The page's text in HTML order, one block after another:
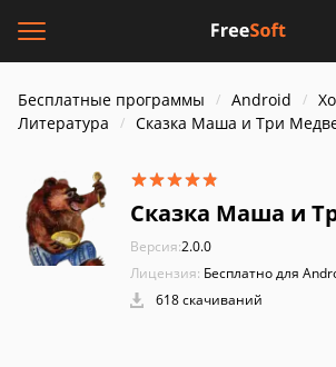
Бесплатные программы Android
Литература
Сказка Маша и Три
Сказка Маша и
Версия:2.0.0
Лицензия: Бесплатно для
618 скачиваний